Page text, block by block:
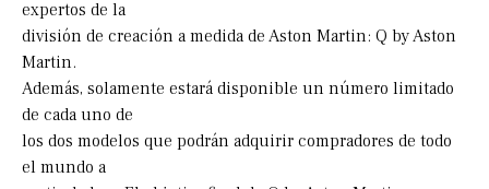
expertos de la
división de creación a medida de Aston Martin: Q by Aston
Martin.
Además, solamente estará disponible un número limitado
de cada uno de
los dos modelos que podrán adquirir compradores de todo
el mundo a